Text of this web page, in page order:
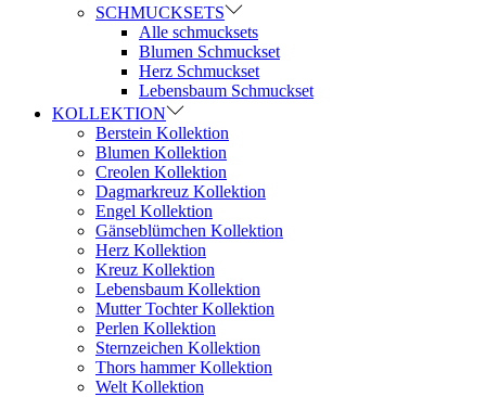
SCHMUCKSETS
Alle schmucksets
Blumen Schmuckset
Herz Schmuckset
Lebensbaum Schmuckset
KOLLEKTION
Berstein Kollektion
Blumen Kollektion
Creolen Kollektion
Dagmarkreuz Kollektion
Engel Kollektion
Gänseblümchen Kollektion
Herz Kollektion
Kreuz Kollektion
Lebensbaum Kollektion
Mutter Tochter Kollektion
Perlen Kollektion
Sternzeichen Kollektion
Thors hammer Kollektion
Welt Kollektion